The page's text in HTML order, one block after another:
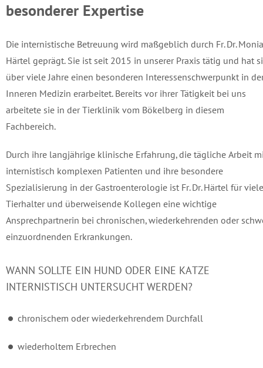
besonderer Expertise
Die internistische Betreuung wird maßgeblich durch Fr. Dr. Monia
Härtel geprägt. Sie ist seit 2015 in unserer Praxis tätig und hat
über viele Jahre einen besonderen Interessenschwerpunkt in
Inneren Medizin erarbeitet. Bereits vor ihrer Tätigkeit bei uns
arbeitete sie in der Tierklinik vom Bökelberg in diesem
Fachbereich.
Durch ihre langjährige klinische Erfahrung, die tägliche Arbeit
internistisch komplexen Patienten und ihre besondere
Spezialisierung in der Gastroenterologie ist Fr. Dr. Härtel für viele
Tierhalter und überweisende Kollegen eine wichtige
Ansprechpartnerin bei chronischen, wiederkehrenden oder
einzuordnenden Erkrankungen.
WANN SOLLTE EIN HUND ODER EINE KATZE
INTERNISTISCH UNTERSUCHT WERDEN?
chronischem oder wiederkehrendem Durchfall
wiederholtem Erbrechen